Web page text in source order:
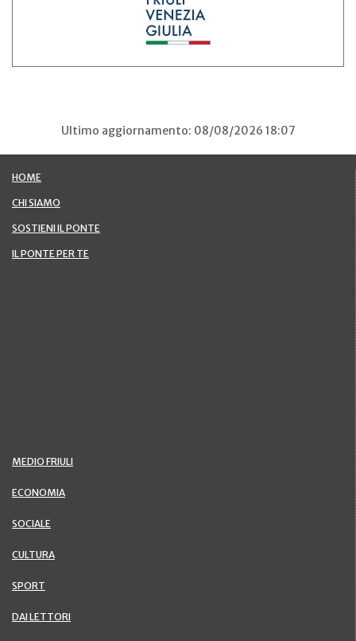
Ultimo aggiornamento: 08/08/2026 18:07
HOME
CHI SIAMO
SOSTIENI IL PONTE
IL PONTE PER TE
MEDIO FRIULI
ECONOMIA
SOCIALE
CULTURA
SPORT
DAI LETTORI